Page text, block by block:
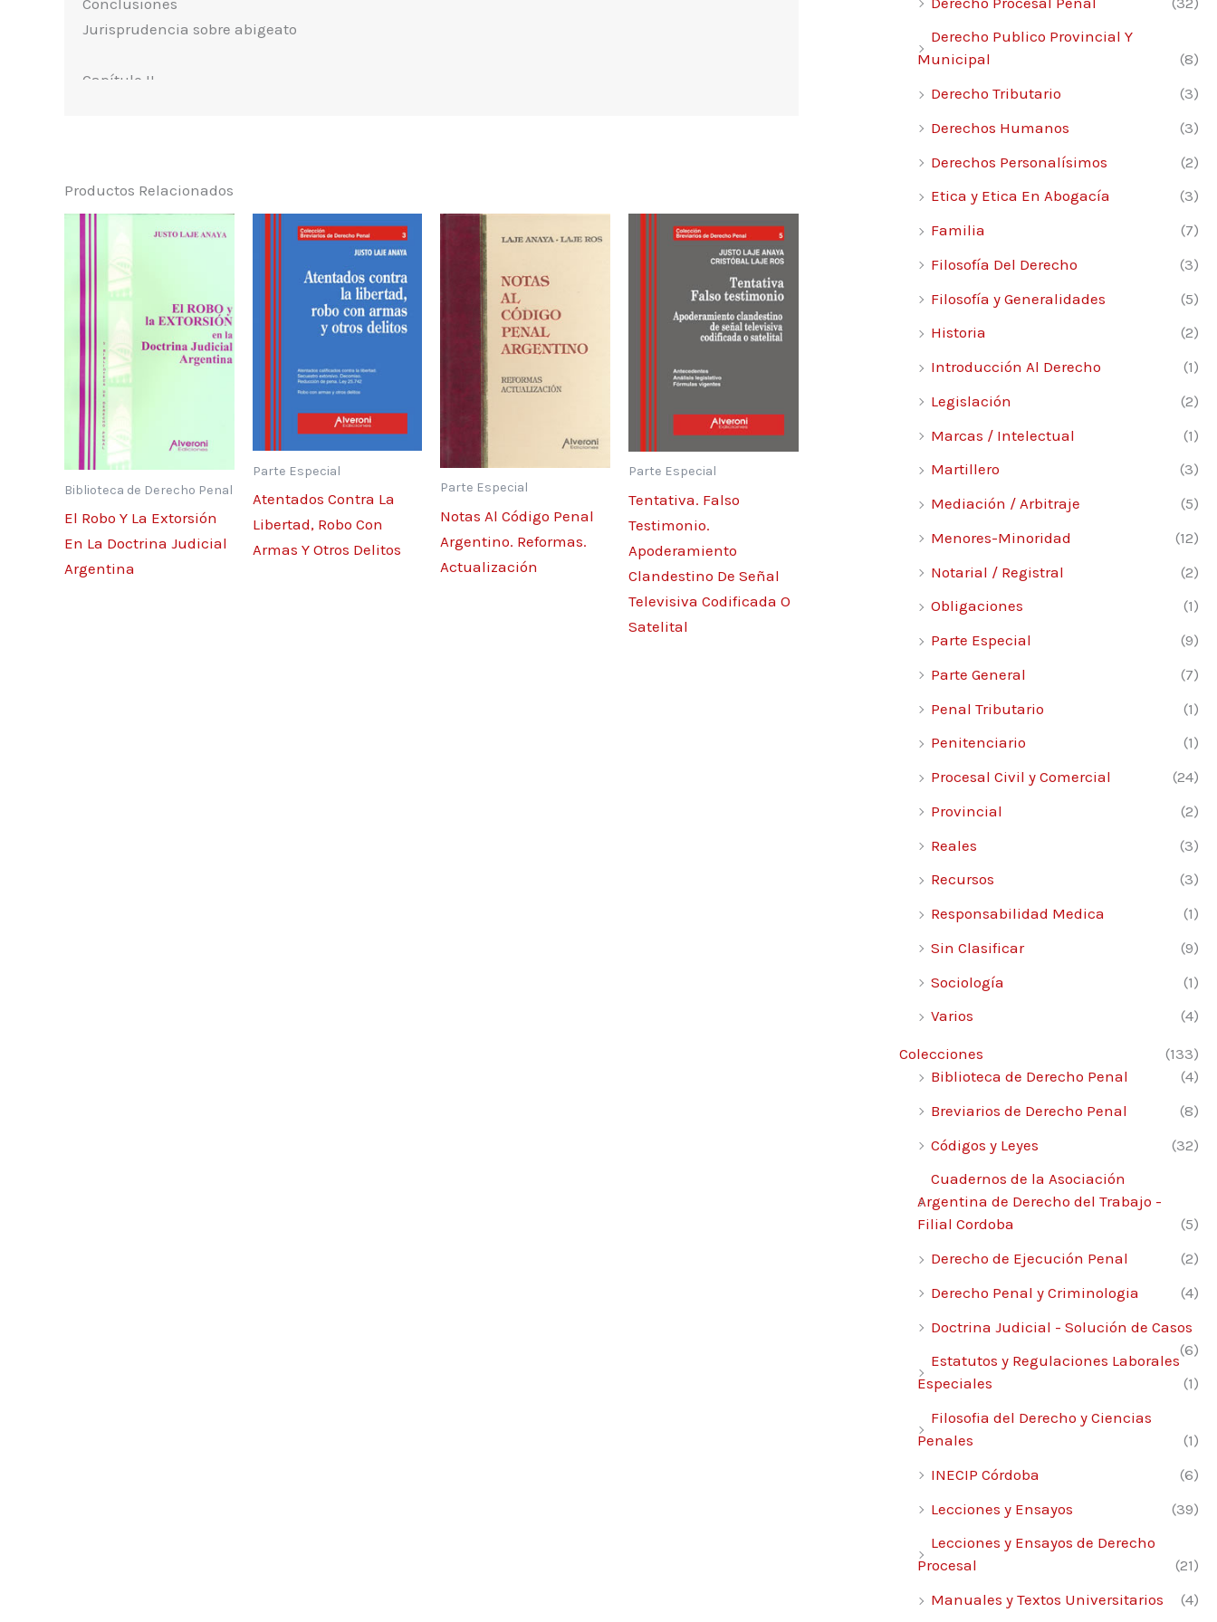
Jurisprudencia sobre abigeato
Capítulo II
El nuevo art. 189 bis del Código Penal. Tenencia,
portación y demás delitos relacionados con armas.
Ley Nº 25.886
Bien protegido
Armas de uso civil
Tenencia
Portación
Armas de guerra
Tenencia
Portación
Tenencia autorizada y portación no autorizada.
Atenuantes específicas
Acopio de armas. Acopio de municiones. Tenencia de
Productos Relacionados
Biblioteca de Derecho Penal
El Robo Y La Extorsión
En La Doctrina Judicial
Argentina
Parte Especial
Atentados Contra La
Libertad, Robo Con
Armas Y Otros Delitos
Parte Especial
Notas Al Código Penal
Argentino. Reformas.
Actualización
Parte Especial
Tentativa. Falso
Testimonio.
Apoderamiento
Clandestino De Señal
Televisiva Codificada O
Satelital
Derecho Publico Provincial Y
Municipal
(8)
Derecho Tributario
(3)
Derechos Humanos
(3)
Derechos Personalísimos
(2)
Etica y Etica En Abogacía
(3)
Familia
(7)
Filosofía Del Derecho
(3)
Filosofía y Generalidades
(5)
Historia
(2)
Introducción Al Derecho
(1)
Legislación
(2)
Marcas / Intelectual
(1)
Martillero
(3)
Mediación / Arbitraje
(5)
Menores-Minoridad
(12)
Notarial / Registral
(2)
Obligaciones
(1)
Parte Especial
(9)
Parte General
(7)
Penal Tributario
(1)
Penitenciario
(1)
Procesal Civil y Comercial
(24)
Provincial
(2)
Reales
(3)
Recursos
(3)
Responsabilidad Medica
(1)
Sin Clasificar
(9)
Sociología
(1)
Varios
(4)
Colecciones
(133)
Biblioteca de Derecho Penal
(4)
Breviarios de Derecho Penal
(8)
Códigos y Leyes
(32)
Cuadernos de la Asociación
Argentina de Derecho del Trabajo -
Filial Cordoba
(5)
Derecho de Ejecución Penal
(2)
Derecho Penal y Criminologia
(4)
Doctrina Judicial - Solución de Casos
(6)
Estatutos y Regulaciones Laborales
Especiales
(1)
Filosofia del Derecho y Ciencias
Penales
(1)
INECIP Córdoba
(6)
Lecciones y Ensayos
(39)
Lecciones y Ensayos de Derecho
Procesal
(21)
Manuales y Textos Universitarios
(4)